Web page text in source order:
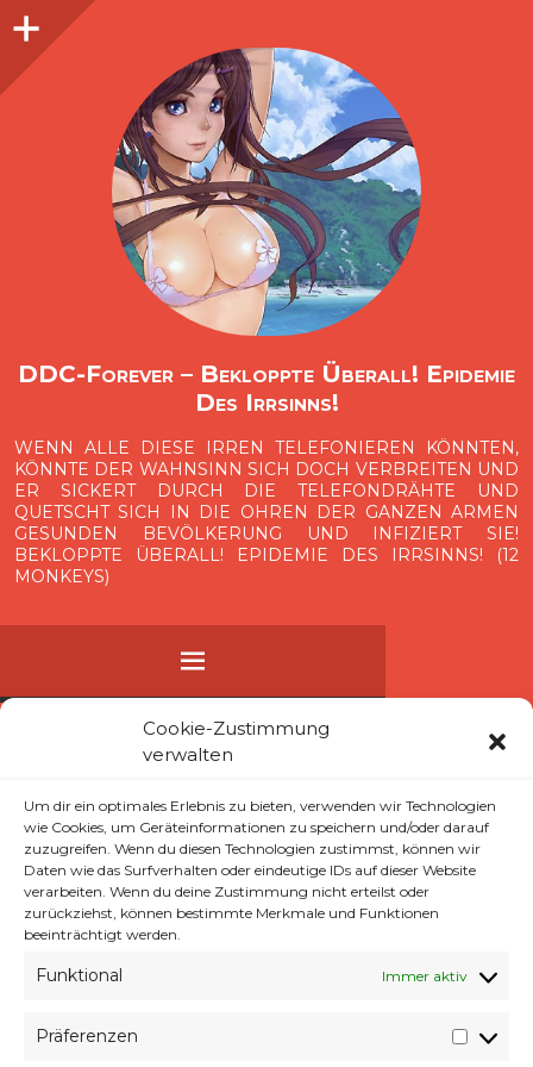
Cookie-Zustimmung
verwalten
Um dir ein optimales Erlebnis zu bieten, verwenden wir Technologien
wie Cookies, um Geräteinformationen zu speichern und/oder darauf
zuzugreifen. Wenn du diesen Technologien zustimmst, können wir
Daten wie das Surfverhalten oder eindeutige IDs auf dieser Website
verarbeiten. Wenn du deine Zustimmung nicht erteilst oder
zurückziehst, können bestimmte Merkmale und Funktionen
beeinträchtigt werden.
Funktional Immer aktiv
Präferenzen
O
p
e
n
i
d
e
b
a
DDC-Forever – Bekloppte Überall! Epidemie
Des Irrsinns!
WENN ALLE DIESE IRREN TELEFONIEREN KÖNNTEN,
KÖNNTE DER WAHNSINN SICH DOCH VERBREITEN UND
ER SICKERT DURCH DIE TELEFONDRÄHTE UND
QUETSCHT SICH IN DIE OHREN DER GANZEN ARMEN
GESUNDEN BEVÖLKERUNG UND INFIZIERT SIE!
BEKLOPPTE ÜBERALL! EPIDEMIE DES IRRSINNS! (12
MONKEYS)
MENÜ
STARTSEITE
COOKIE-RICHTLINIE (EU)
IMPRESSUM
Seitenleiste
TAG:18. NOVEMBER 2015